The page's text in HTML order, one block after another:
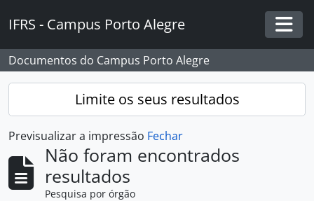
IFRS - Campus Porto Alegre
Documentos do Campus Porto Alegre
Limite os seus resultados
Previsualizar a impressão Fechar
Não foram encontrados
resultados
Pesquisa por órgão